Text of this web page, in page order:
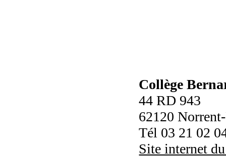
Collège
44 RD 943
62120
Tél 03 21 02
Site internet